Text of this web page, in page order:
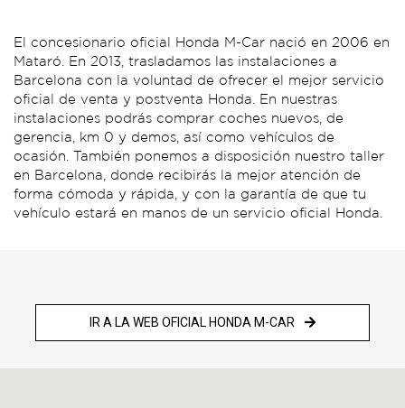
El concesionario oficial Honda M-Car nació en 2006 en
Mataró. En 2013, trasladamos las instalaciones a
Barcelona con la voluntad de ofrecer el mejor servicio
oficial de venta y postventa Honda. En nuestras
instalaciones podrás comprar coches nuevos, de
gerencia, km 0 y demos, así como vehículos de
ocasión. También ponemos a disposición nuestro taller
en Barcelona, donde recibirás la mejor atención de
forma cómoda y rápida, y con la garantía de que tu
vehículo estará en manos de un servicio oficial Honda.
IR A LA WEB OFICIAL HONDA M-CAR